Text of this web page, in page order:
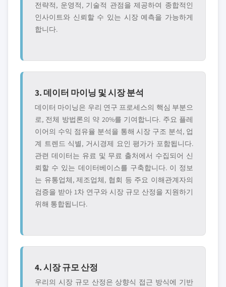
전략적, 운영적, 기술적 관점을 제공하여 종합적인
인사이트와 신뢰할 수 있는 시장 예측을 가능하게
합니다.
3. 데이터 마이닝 및 시장 분석
데이터 마이닝은 우리 연구 프로세스의 핵심 부분으
로, 전체 방법론의 약 20%를 기여합니다. 주요 플레
이어의 수익 점유율 분석을 통해 시장 구조 분석, 업
계 트렌드 식별, 거시경제 요인 평가가 포함됩니다.
관련 데이터는 유료 및 무료 출처에서 수집되어 신
뢰할 수 있는 데이터베이스를 구축합니다. 이 정보
는 유통업체, 제조업체, 협회 등 주요 이해관계자의
검증을 받아 1차 연구와 시장 규모 산정을 지원하기
위해 통합됩니다.
4. 시장 규모 산정
우리의 시장 규모 산정은 상향식 접근 방식에 기반